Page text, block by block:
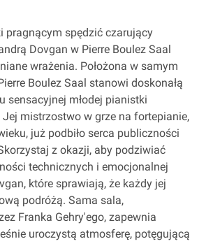
pragnącym spędzić czarujący
Dovgan w Pierre Boulez Saal
wrażenia. Położona w samym
Boulez Saal stanowi doskonałą
sensacyjnej młodej pianistki
mistrzostwo w grze na fortepianie,
już podbiło serca publiczności
z okazji, aby podziwiać
technicznych i emocjonalnej
które sprawiają, że każdy jej
podróżą. Sama sala,
Franka Gehry'ego, zapewnia
uroczystą atmosferę, potęgującą